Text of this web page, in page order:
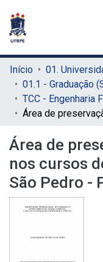
Início
01.1 - Graduação
Área de
nos cursos
São Pedro -